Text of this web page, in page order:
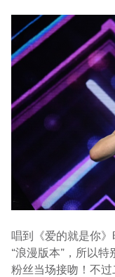
唱到《爱的就是你
“浪漫版本”，所以
粉丝当场接吻！不